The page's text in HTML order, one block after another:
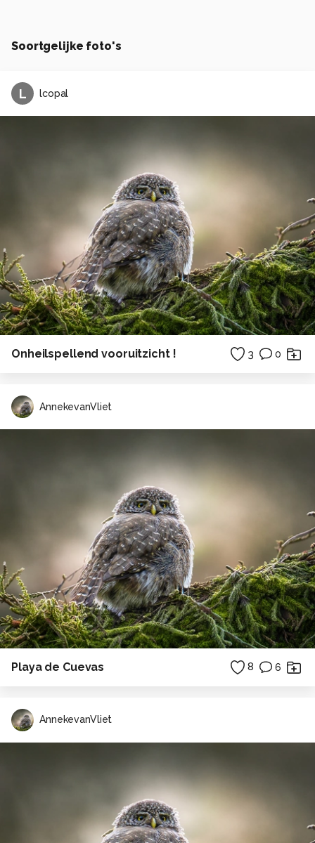
Soortgelijke foto's
L lcopal
Onheilspellend vooruitzicht ! 3 0
AnnekevanVliet
Playa de Cuevas 8 6
AnnekevanVliet